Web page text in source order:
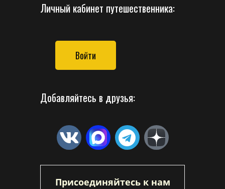
Личный кабинет путешественника:
Войти
Добавляйтесь в друзья:
Присоединяйтесь к нам